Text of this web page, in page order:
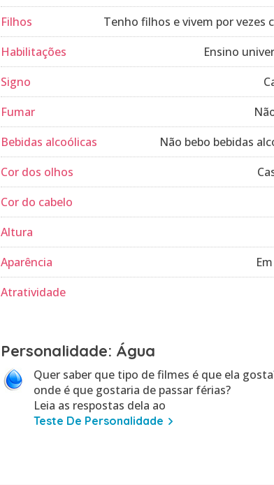
Filhos
Tenho filhos e vivem por vezes
Habilitações
Ensino
Signo
Fumar
Bebidas alcoólicas
Não bebo bebidas
Cor dos olhos
Cor do cabelo
Altura
Aparência
Atratividade
Personalidade: Água
Quer saber que tipo de filmes é que ela
onde é que gostaria de passar férias?
Leia as respostas dela ao
Teste De Personalidade